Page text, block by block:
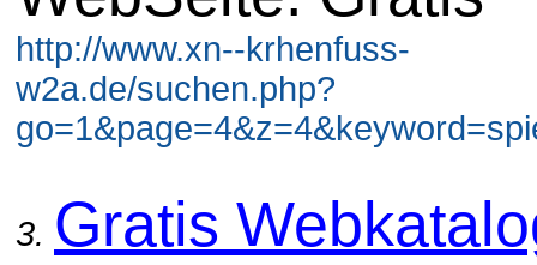
http://www.xn--krhenfuss-
w2a.de/suchen.php?
3. Gratis